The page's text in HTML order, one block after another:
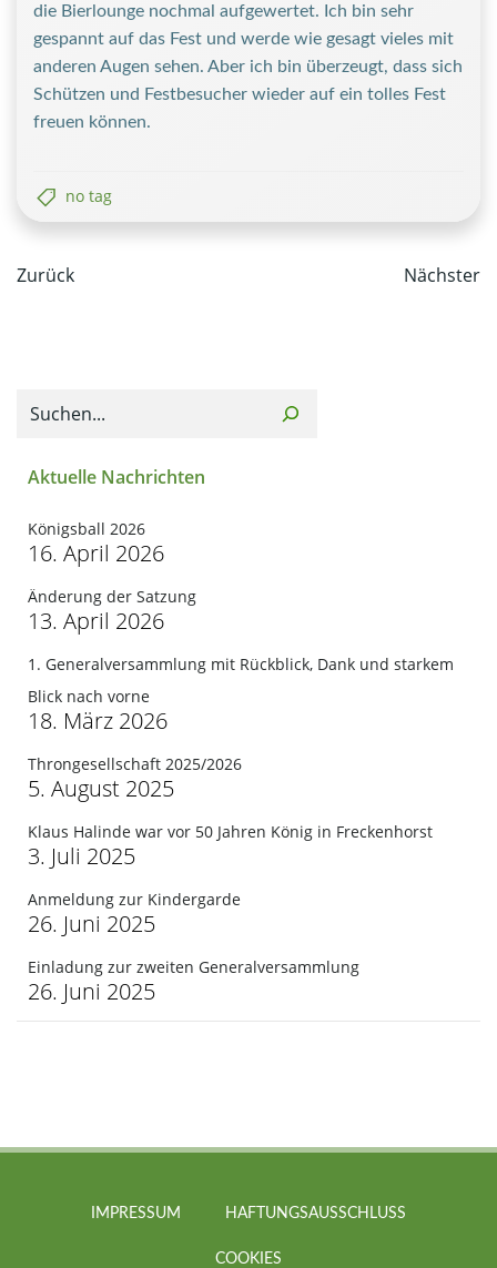
die Bierlounge nochmal aufgewertet. Ich bin sehr
gespannt auf das Fest und werde wie gesagt vieles mit
anderen Augen sehen. Aber ich bin überzeugt, dass sich
Schützen und Festbesucher wieder auf ein tolles Fest
freuen können.
no tag
Post
Zurück
Post
Nächster
Aktuelle Nachrichten
Königsball 2026
16. April 2026
Änderung der Satzung
13. April 2026
1. Generalversammlung mit Rückblick, Dank und starkem
Blick nach vorne
18. März 2026
Throngesellschaft 2025/2026
5. August 2025
Klaus Halinde war vor 50 Jahren König in Freckenhorst
3. Juli 2025
Anmeldung zur Kindergarde
26. Juni 2025
Einladung zur zweiten Generalversammlung
26. Juni 2025
IMPRESSUM HAFTUNGSAUSSCHLUSS
COOKIES